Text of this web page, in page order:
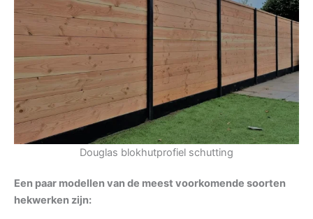
Douglas blokhutprofiel schutting
Een paar modellen van de meest voorkomende soorten
hekwerken zijn: